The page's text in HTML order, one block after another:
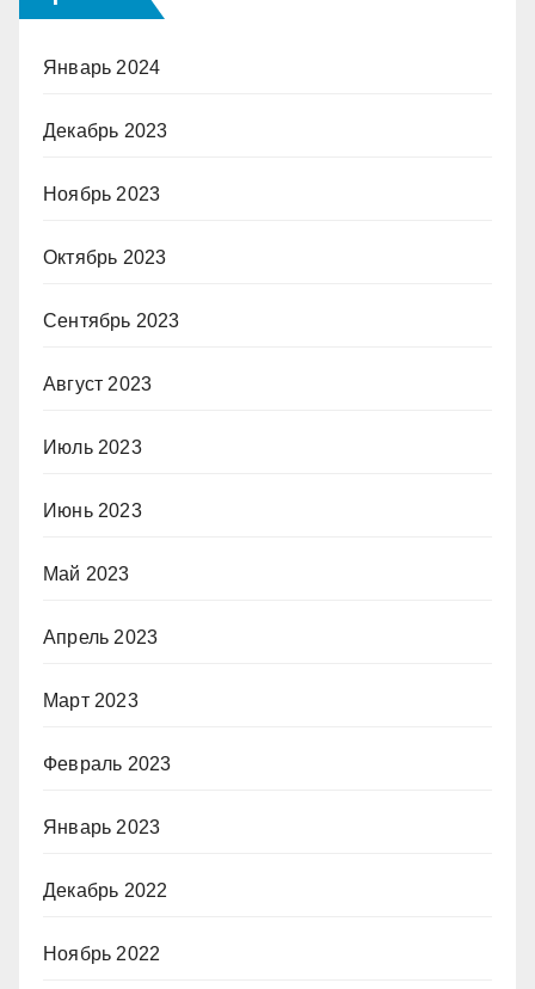
Январь 2024
Декабрь 2023
Ноябрь 2023
Октябрь 2023
Сентябрь 2023
Август 2023
Июль 2023
Июнь 2023
Май 2023
Апрель 2023
Март 2023
Февраль 2023
Январь 2023
Декабрь 2022
Ноябрь 2022